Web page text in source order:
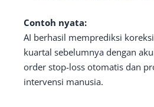
Contoh nyata:
AI berhasil memprediksi
kuartal sebelumnya dengan
order stop-loss otomatis dan
intervensi manusia.